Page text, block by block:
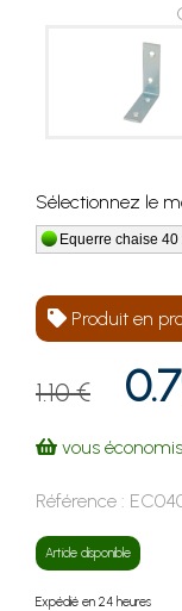
Sélectionnez le
Equerre chaise 40
Produit en
1.10 €
vous
Référence :
Article disponible
Expédié en 24 heures